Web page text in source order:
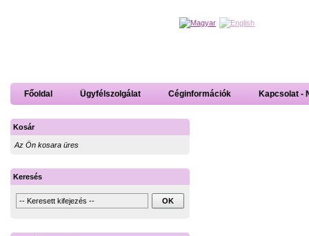
Főoldal Ügyfélszolgálat Céginformációk Kapcsolat -
Kosár
Az Ön kosara üres
Keresés